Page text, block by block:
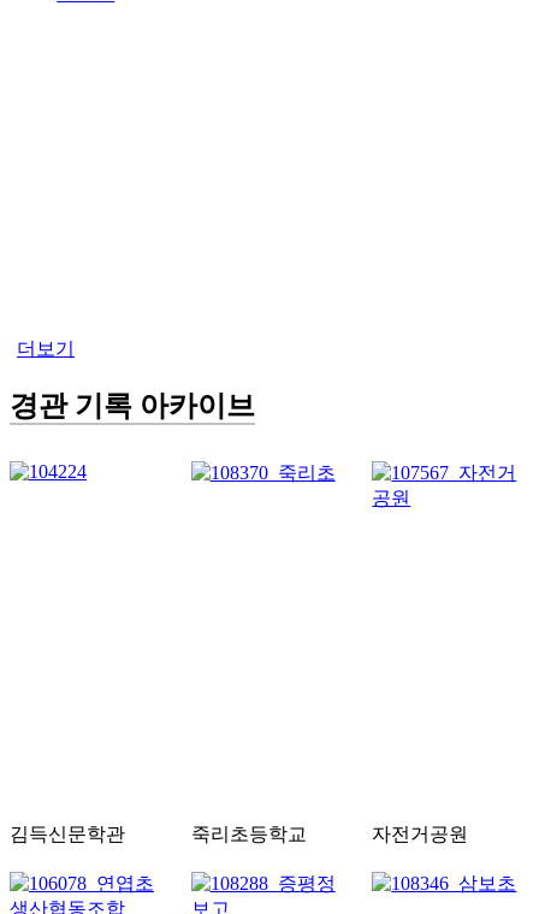
더보기
경관 기록 아카이브
김득신문학관 죽리초등학교 자전거공원